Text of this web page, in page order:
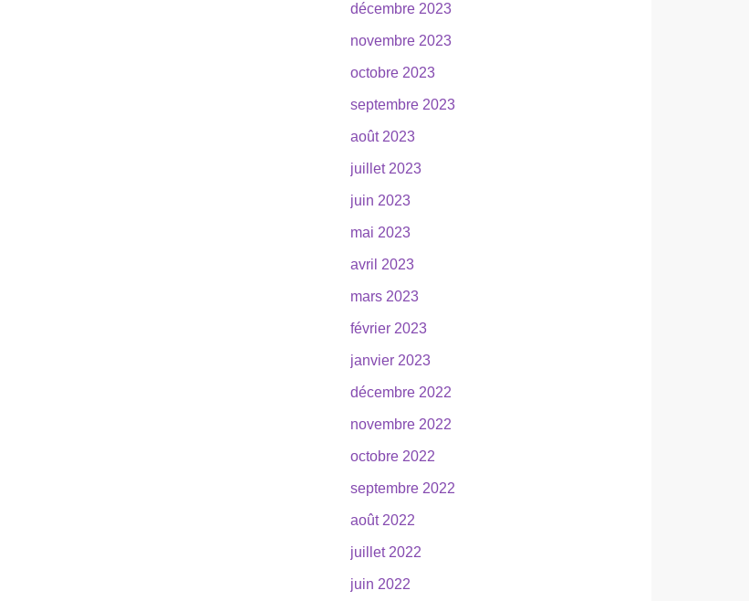
décembre 2023
novembre 2023
octobre 2023
septembre 2023
août 2023
juillet 2023
juin 2023
mai 2023
avril 2023
mars 2023
février 2023
janvier 2023
décembre 2022
novembre 2022
octobre 2022
septembre 2022
août 2022
juillet 2022
juin 2022